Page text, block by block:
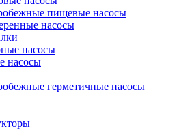
пищевые насосы
насосы
насосы
насосы
герметичные насосы